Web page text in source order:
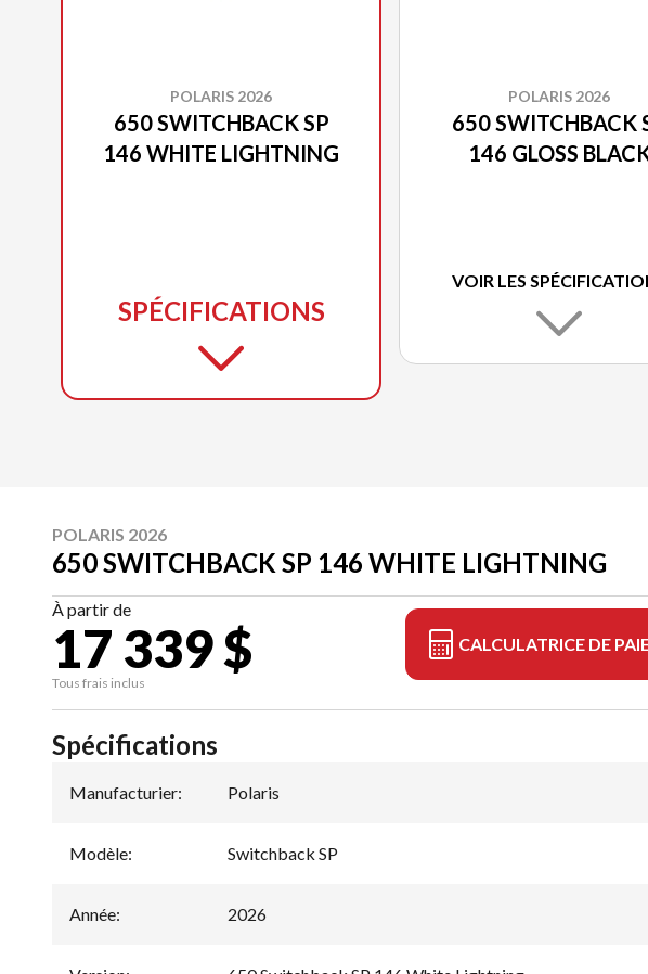
POLARIS 2026
650 SWITCHBACK SP
146 WHITE LIGHTNING
SPÉCIFICATIONS
POLARIS 2026
650 SWITCHBACK
146 GLOSS
VOIR LES
POLARIS 2026
650 SWITCHBACK SP 146 WHITE LIGHTNING
À partir de
17 339 $
Tous frais inclus
CALCULATRICE DE
Spécifications
Manufacturier: Polaris
Modèle: Switchback SP
Année: 2026